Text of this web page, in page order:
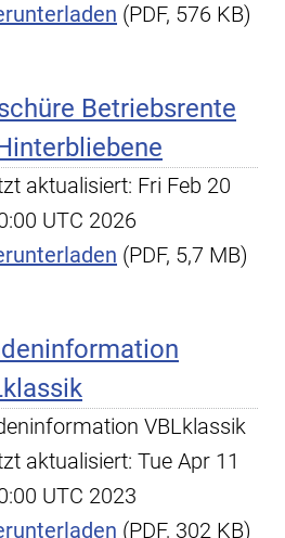
(PDF, 576 KB)
Betriebsrente
aktualisiert: Fri Feb 20
UTC 2026
(PDF, 5,7 MB)
VBLklassik
aktualisiert: Tue Apr 11
UTC 2023
(PDF, 302 KB)